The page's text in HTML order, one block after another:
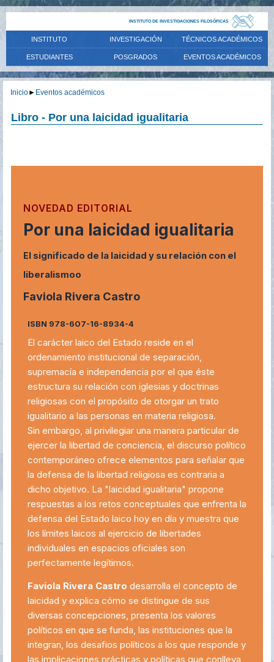
INSTITUTO DE INVESTIGACIONES FILOSÓFICAS
INSTITUTO INVESTIGACIÓN TÉCNICOS ACADÉMICOS
ESTUDIANTES POSGRADOS EVENTOS ACADÉMICOS
Inicio► Eventos académicos
Libro - Por una laicidad igualitaria
NOVEDAD EDITORIAL
Por una laicidad igualitaria
El significado de la laicidad y su relación con el
liberalismoo
Faviola Rivera Castro
ISBN 978-607-16-8934-4
El carácter laico del Estado reside en el
ordenamiento institucional de separación,
supremacía e independencia por el que éste
estructura su relación con iglesias y doctrinas
religiosas con el propósito de otorgar un trato
igualitario a las personas en materia religiosa.
Sin embargo, al privilegiar una manera particular de
ejercer la libertad de conciencia, el discurso político
contemporáneo ofrece elementos para señalar que
la defensa de la libertad religiosa es contraria a
dicho objetivo. La "laicidad igualitaria" propone
respuestas a los retos conceptuales que enfrenta la
defensa del Estado laico hoy en día y muestra que
los límites laicos al ejercicio de libertades
individuales en espacios oficiales son
perfectamente legítimos.
Faviola Rivera Castro desarrolla el concepto de
laicidad y explica cómo se distingue de sus
diversas concepciones, presenta los valores
políticos en que se funda, las instituciones que la
integran, los desafios políticos a los que responde y
las implicaciones prácticas y políticas que conlleva,